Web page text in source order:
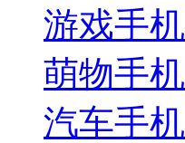
游戏手机
萌物手机
汽车手机